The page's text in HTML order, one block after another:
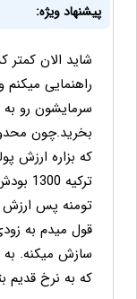
پیشنهاد ویژه:
شاید الان کمتر
راهنمایی
سرمایشون رو به
بخرید.چون
قول میدم به
سازش میکنه.
که به نرخ قدیم